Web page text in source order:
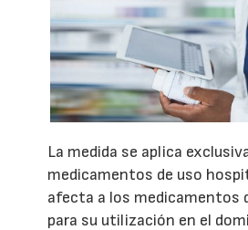
La medida se aplica
medicamentos de uso
afecta a los medicamentos
para su utilización en el